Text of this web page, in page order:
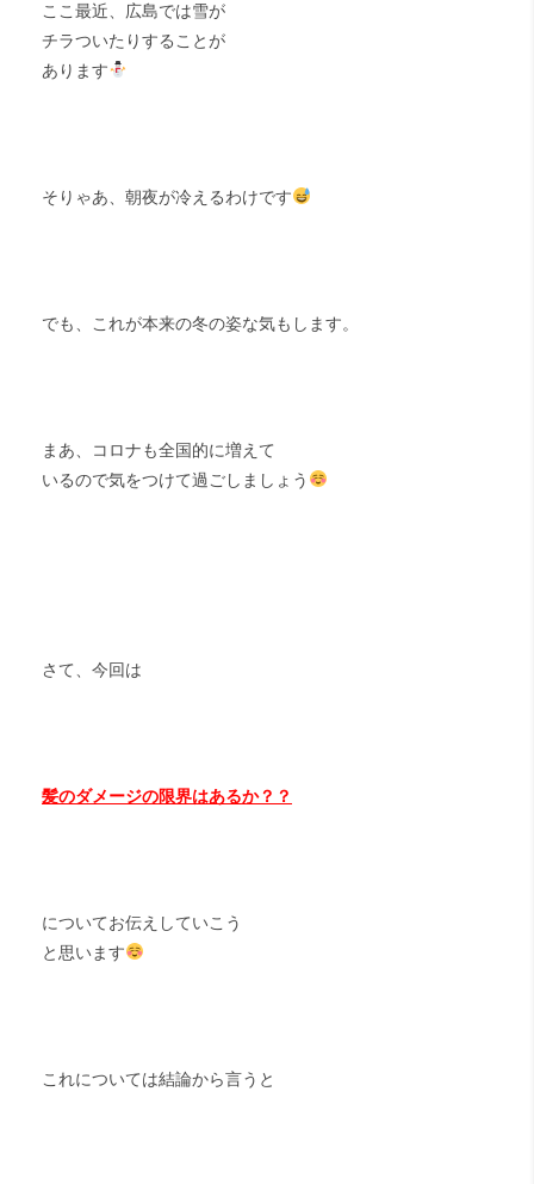
ここ最近、広島では雪が
チラついたりすることが
あります
そりゃあ、朝夜が冷えるわけです
でも、これが本来の冬の姿な気もします。
まあ、コロナも全国的に増えて
いるので気をつけて過ごしましょう
さて、今回は
髪のダメージの限界はあるか？？
についてお伝えしていこう
と思います
これについては結論から言うと